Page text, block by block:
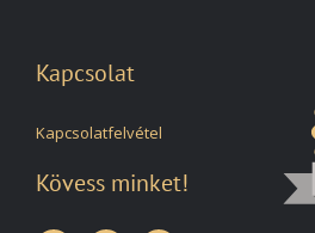
Kapcsolat
Kapcsolatfelvétel
Kövess minket!